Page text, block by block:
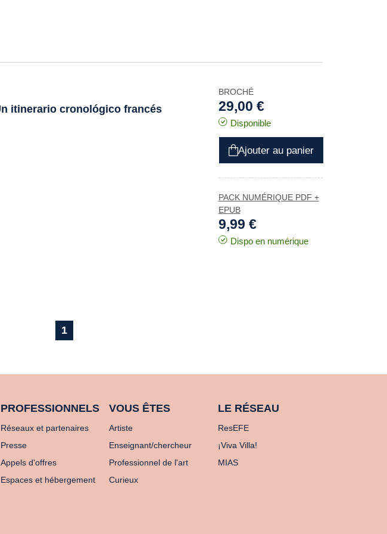
itinerario cronológico francés
BROCHÉ
29,00 €
Disponible
Ajouter au panier
PACK NUMÉRIQUE PDF +
EPUB
9,99 €
Dispo en numérique
1
PROFESSIONNELS
Réseaux et partenaires
Presse
Appels d'offres
Espaces et hébergement
VOUS ÊTES
Artiste
Enseignant/chercheur
Professionnel de l'art
Curieux
LE RÉSEAU
ResEFE
¡Viva Villa!
MIAS